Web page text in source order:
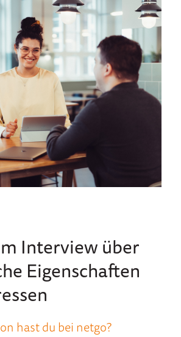
Interview über
Eigenschaften
hast du bei netgo?